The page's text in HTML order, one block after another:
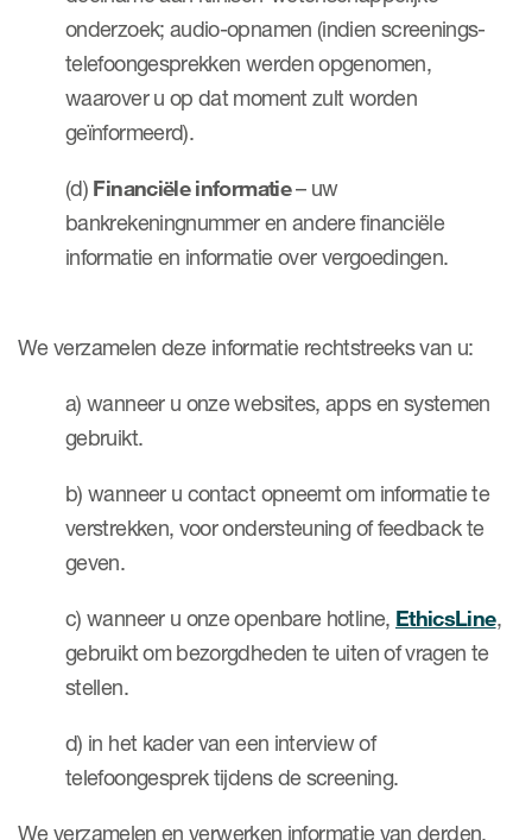
onderzoek; audio-opnamen (indien screenings-
telefoongesprekken werden opgenomen,
waarover u op dat moment zult worden
geïnformeerd).
(d) Financiële informatie– uw
bankrekeningnummer en andere financiële
informatie en informatie over vergoedingen.
We verzamelen deze informatie rechtstreeks van u:
a) wanneer u onze websites, apps en systemen
gebruikt.
b) wanneer u contact opneemt om informatie te
verstrekken, voor ondersteuning of feedback te
geven.
c) wanneer u onze openbare hotline, EthicsLine,
gebruikt om bezorgdheden te uiten of vragen te
stellen.
d) in het kader van een interview of
telefoongesprek tijdens de screening.
We verzamelen en verwerken informatie van derden,